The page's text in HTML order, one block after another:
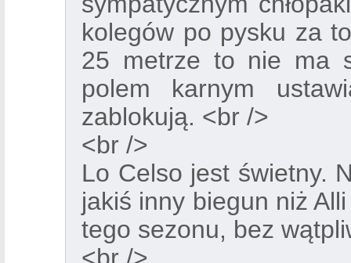
kolegów po pysku za
25 metrze to nie ma
polem karnym
zablokują. <br />
<br />
Lo Celso jest świetny.
jakiś inny biegun niż
tego sezonu, bez